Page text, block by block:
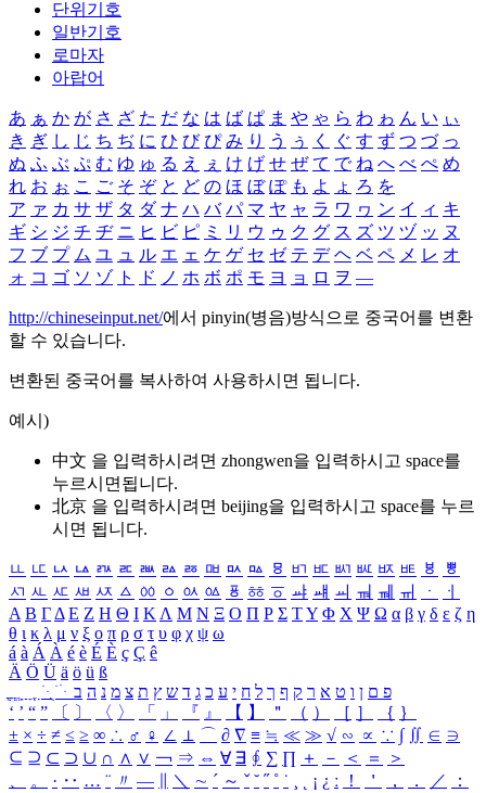
단위기호
일반기호
로마자
아랍어
あ ぁ か が さ ざ た だ な は ば ぱ ま や ゃ ら わ ゎ ん い ぃ
き ぎ し じ ち ぢ に ひ び ぴ み り う ぅ く ぐ す ず つ づ っ
ぬ ふ ぶ ぷ む ゆ ゅ る え ぇ け げ せ ぜ て で ね へ べ ぺ め
れ お ぉ こ ご そ ぞ と ど の ほ ぼ ぽ も よ ょ ろ を
ア ァ カ サ ザ タ ダ ナ ハ バ パ マ ヤ ャ ラ ワ ヮ ン イ ィ キ
ギ シ ジ チ ヂ ニ ヒ ビ ピ ミ リ ウ ゥ ク グ ス ズ ツ ヅ ッ ヌ
フ ブ プ ム ユ ュ ル エ ェ ケ ゲ セ ゼ テ デ ヘ ベ ペ メ レ オ
ォ コ ゴ ソ ゾ ト ド ノ ホ ボ ポ モ ヨ ョ ロ ヲ ―
http://chineseinput.net/에서 pinyin(병음)방식으로 중국어를 변환
할 수 있습니다.
변환된 중국어를 복사하여 사용하시면 됩니다.
예시)
中文 을 입력하시려면 zhongwen을 입력하시고 space를
누르시면됩니다.
北京 을 입력하시려면 beijing을 입력하시고 space를 누르
시면 됩니다.
ㅥ ㅦ ㅧ ㅨ ㅩ ㅪ ㅫ ㅬ ㅭ ㅮ ㅯ ㅰ ㅱ ㅲ ㅳ ㅴ ㅵ ㅶ ㅷ ㅸ
ㅹ
ㅺ ㅻ ㅼ ㅽ ㅾ ㅿ ㆀ ㆁ ㆂ ㆃ ㆄ ㆅ ㆆ ㆇ ㆈ ㆉ ㆊ ㆋ ㆌ ㆍ
ㆎ
Α Β ΓΔ Ε Ζ Η Θ Ι ΚΛ Μ Ν Ξ Ο Π Ρ Σ ΤΥ Φ Χ Ψ Ω α β γ δ ε ζ η
θ ι κ λ μ ν ξ ο π ρ σ τ υ φ χ ψ ω
á à Á À é è É È ç Ç ê
Ä Ö Ü ä ö ü ß
ִֶֹ ֻּ ׁׂ פ ם ן ו ט א ר ק ף ך ל ח י ע כ ג ד ש ץ ת צ מ נ ה ב
‘ ’ “ ” 〔 〕 〈 〉 「 」 『 』 【 】 ＂ （ ） ［ ］ ｛ ｝
± × ÷ ≠ ≤ ≥ ∞ ∴ ♂ ♀ ∠ ⊥ ⌒ ∂ ∇ ≡ ≒ ≪ ≫ √ ∽ ∝ ∵ ∫ ∬ ∈ ∋
⊆ ⊇ ⊂ ⊃ ∪ ∩ ∧ ∨ ￢ ⇒ ⇔ ∀ ∃ ∮ ∑ ∏ ＋ － ＜ ＝
＞
、
。 · ‥ … ¨ 〃 ― ＼ ∼ ´ ～ ˇ ˘ ˝ ˚ ˙ ¸ ¡ ¿ ː ！ ＇ ， ． ／
：